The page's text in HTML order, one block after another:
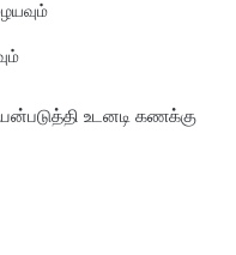
உடனடி கணக்கு